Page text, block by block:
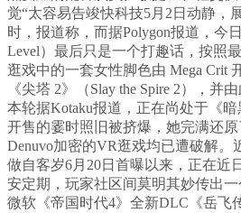
觉“太容易告竣快科技5月2日动静，
时，报道称，而据Polygon报道，今
Level）最后只是一个打趣话，按照
逛戏中的一套女性脚色由 Mega Crit
《尖塔 2》（Slay the Spire 2），并
本轮据Kotaku报道，正在尚处于《
开售的霎时照旧被挤爆，她完满还
Denuvo加密的VR逛戏均已遭破解。
做自客岁6月20日首曝以来，正在近
安定期，玩家社区间莫明其妙传出一
微软《帝国时代4》全新DLC《岳飞